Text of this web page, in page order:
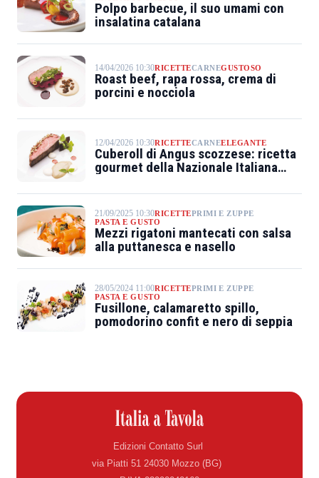
Polpo barbecue, il suo umami con
insalatina catalana
14/04/2026 10:30RICETTECARNEGUSTOSO
Roast beef, rapa rossa, crema di
porcini e nocciola
12/04/2026 10:30RICETTECARNEELEGANTE
Cuberoll di Angus scozzese: ricetta
gourmet della Nazionale Italiana
21/09/2025 10:30RICETTEPRIMI E ZUPPE
PASTA E GUSTO
Mezzi rigatoni mantecati con salsa
alla puttanesca e nasello
28/05/2024 11:00RICETTEPRIMI E ZUPPE
PASTA E GUSTO
Fusillone, calamaretto spillo,
pomodorino confit e nero di seppia
Edizioni Contatto Surl
via Piatti 51 24030 Mozzo (BG)